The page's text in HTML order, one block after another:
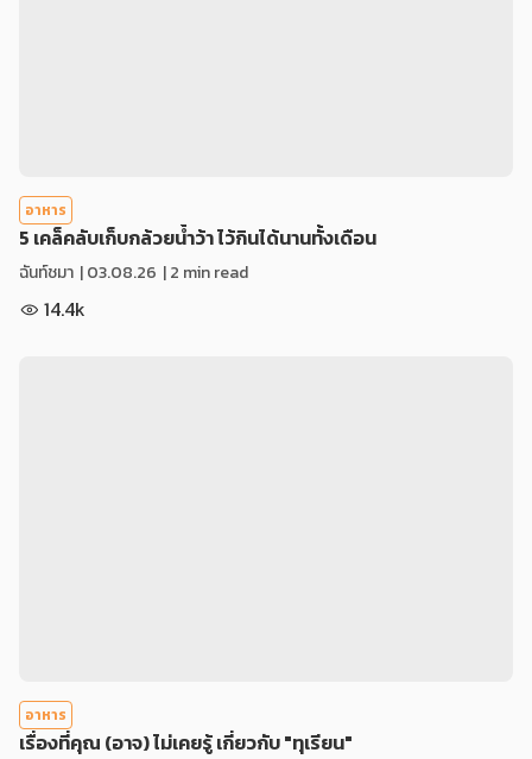
อาหาร
5 เคล็คลับเก็บกล้วยน้ำว้า ไว้กินได้นานทั้งเดือน
ฉันท์ชมา |03.08.26 | 2 min read
14.4k
อาหาร
เรื่องที่คุณ (อาจ) ไม่เคยรู้ เกี่ยวกับ "ทุเรียน"